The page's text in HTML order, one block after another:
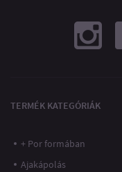
TERMÉK KATEGÓRIÁK
+ Por formában
Ajakápolás